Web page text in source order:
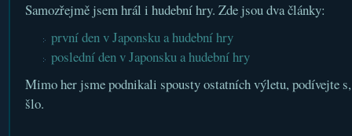
Samozřejmě jsem hrál i hudební hry. Zde jsou dva články:
první den v Japonsku a hudební hry
poslední den v Japonsku a hudební hry
Mimo her jsme podnikali spousty ostatních výletu, podívejte
šlo.